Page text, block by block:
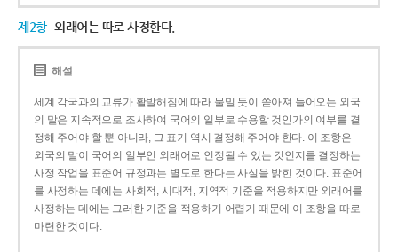
제2항 외래어는 따로 사정한다.
해설
세계 각국과의 교류가 활발해짐에 따라 물밀 듯이 쏟아져 들어오는 외국
의 말은 지속적으로 조사하여 국어의 일부로 수용할 것인가의 여부를 결
정해 주어야 할 뿐 아니라, 그 표기 역시 결정해 주어야 한다. 이 조항은
외국의 말이 국어의 일부인 외래어로 인정될 수 있는 것인지를 결정하는
사정 작업을 표준어 규정과는 별도로 한다는 사실을 밝힌 것이다. 표준어
를 사정하는 데에는 사회적, 시대적, 지역적 기준을 적용하지만 외래어를
사정하는 데에는 그러한 기준을 적용하기 어렵기 때문에 이 조항을 따로
마련한 것이다.